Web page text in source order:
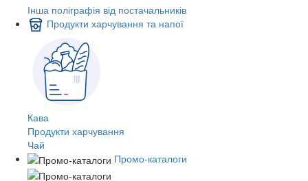
Інша поліграфія від постачальників
Продукти харчування та напої
Кава
Продукти харчування
Чай
Промо-каталоги